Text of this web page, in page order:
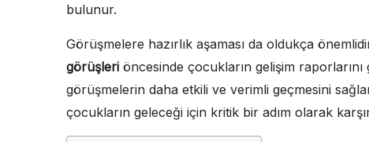
bulunur.
Görüşmelere hazırlık aşaması da oldukça
görüşleri öncesinde çocukların gelişim
görüşmelerin daha etkili ve verimli geçmesini
çocukların geleceği için kritik bir adım olarak